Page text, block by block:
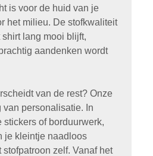
is voor de huid van je
het milieu. De stofkwaliteit
lang mooi blijft,
aandenken wordt
van de rest? Onze
personalisatie. In
stickers of borduurwerk,
je kleintje naadloos
zelf. Vanaf het